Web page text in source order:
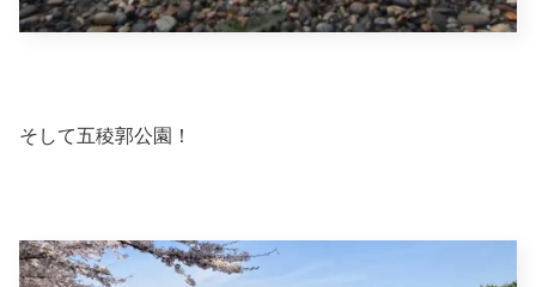
そして五稜郭公園！